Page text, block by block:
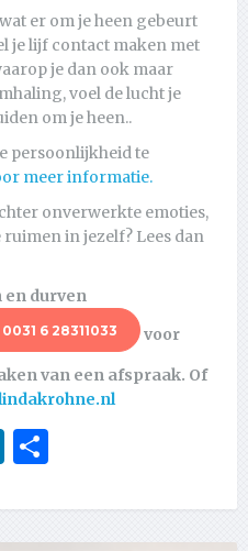
er om je heen gebeurt
je lijf contact maken met
je dan ook maar
voel de lucht je
om je heen..
persoonlijkheid te
meer informatie.
onverwerkte emoties,
ruimen in jezelf? Lees dan
en durven
0031 6 28311033 voor
van een afspraak. Of
LinkedIn